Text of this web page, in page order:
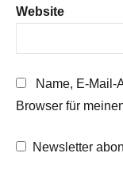
Website
Name, E-Mail-
Browser für
Newsletter